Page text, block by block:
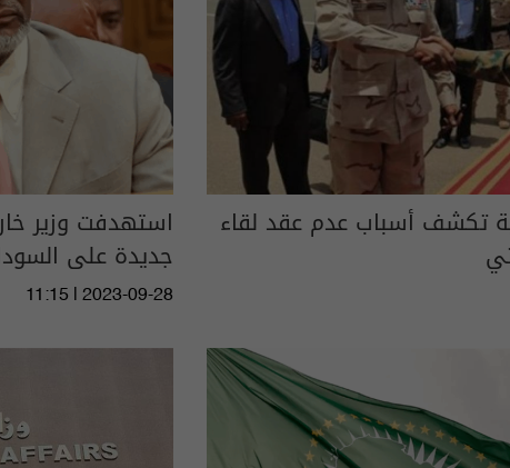
تكشف أسباب عدم عقد لقاء استهدفت وزير
جديدة على
11:15 | 2023-09-28